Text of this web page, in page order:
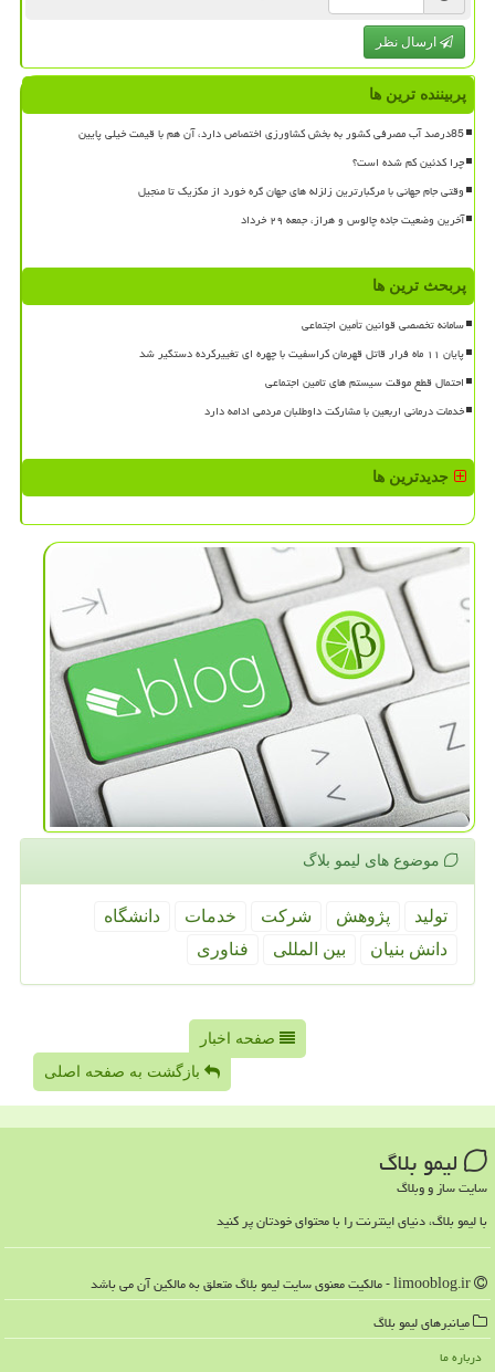
ارسال نظر
پربیننده ترین ها
85درصد آب مصرفی کشور به بخش کشاورزی اختصاص دارد، آن هم با قیمت خیلی پایین
چرا کدئین کم شده است؟
وقتی جام جهانی با مرگبارترین زلزله های جهان گره خورد از مکزیک تا منجیل
آخرین وضعیت جاده چالوس و هراز، جمعه ۲۹ خرداد
پربحث ترین ها
سامانه تخصصی قوانین تأمین اجتماعی
پایان ۱۱ ماه فرار قاتل قهرمان کراسفیت با چهره ای تغییرکرده دستگیر شد
احتمال قطع موقت سیستم های تامین اجتماعی
خدمات درمانی اربعین با مشارکت داوطلبان مردمی ادامه دارد
جدیدترین ها
موضوع های لیمو بلاگ
تولید پژوهش شركت خدمات
دانشگاه
دانش بنیان
بین المللی فناوری
صفحه اخبار
بازگشت به صفحه اصلی
لیمو بلاگ
سایت ساز و وبلاگ
با لیمو بلاگ، دنیای اینترنت را با محتوای خودتان پر کنید
میانبرهای لیمو بلاگ
درباره ما